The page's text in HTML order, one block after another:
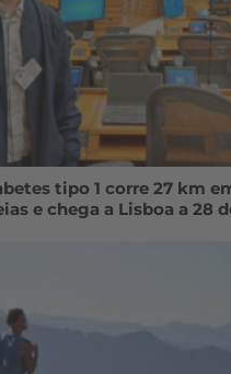
tipo 1 corre 27 km
e chega a Lisboa a 28